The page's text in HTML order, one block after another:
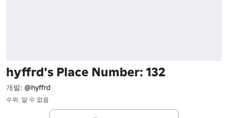
hyffrd's Place Number: 132
개발: @hyffrd
수위: 알 수 없음